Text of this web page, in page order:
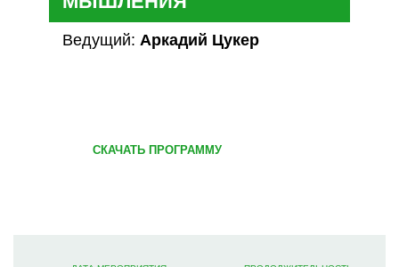
Ведущий: Аркадий Цукер
СКАЧАТЬ ПРОГРАММУ